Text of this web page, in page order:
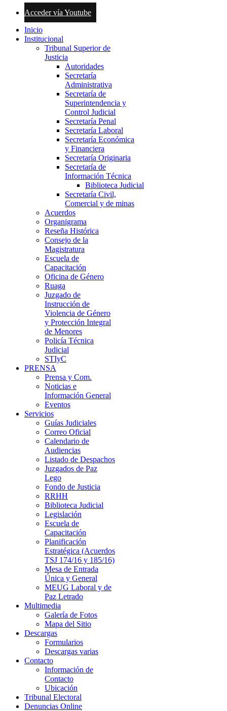
Acceder vía Youtube
Inicio
Institucional
Tribunal Superior de
Justicia
Autoridades
Secretaría
Administrativa
Secretaría de
Superintendencia y
Control Judicial
Secretaría Penal
Secretaría Laboral
Secretaría Económica
y Financiera
Secretaría Originaria
Secretaría de
Información Técnica
Biblioteca Judicial
Secretaría Civil,
Comercial y de minas
Acuerdos
Organigrama
Reseña Histórica
Consejo de la
Magistratura
Escuela de
Capacitación
Oficina de Género
Ruaga
Juzgado de
Instrucción de
Violencia de Género
y Protección Integral
de Menores
Policía Técnica
Judicial
STIyC
PRENSA
Prensa y Com.
Noticias e
Información General
Eventos
Servicios
Guías Judiciales
Correo Oficial
Calendario de
Audiencias
Listado de Despachos
Juzgados de Paz
Lego
Fondo de Justicia
RRHH
Biblioteca Judicial
Legislación
Escuela de
Capacitación
Planificación
Estratégica (Acuerdos
TSJ 174/16 y 185/16)
Mesa de Entrada
Única y General
MEUG Laboral y de
Paz Letrado
Multimedia
Galería de Fotos
Mapa del Sitio
Descargas
Formularios
Descargas varias
Contacto
Información de
Contacto
Ubicación
Tribunal Electoral
Denuncias Online